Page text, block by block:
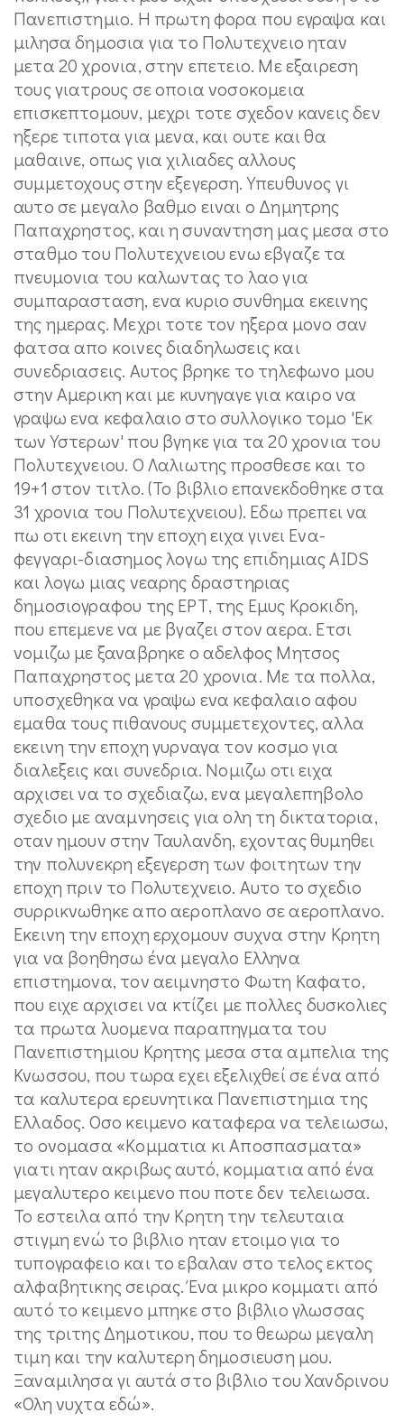
Πανεπιστημιο. Η πρωτη φορα που εγραψα και
μιλησα δημοσια για το Πολυτεχνειο ηταν
μετα 20 χρονια, στην επετειο. Με εξαιρεση
τους γιατρους σε οποια νοσοκομεια
επισκεπτομουν, μεχρι τοτε σχεδον κανεις δεν
ηξερε τιποτα για μενα, και ουτε και θα
μαθαινε, οπως για χιλιαδες αλλους
συμμετοχους στην εξεγερση. Υπευθυνος γι
αυτο σε μεγαλο βαθμο ειναι ο Δημητρης
Παπαχρηστος, και η συναντηση μας μεσα στο
σταθμο του Πολυτεχνειου ενω εβγαζε τα
πνευμονια του καλωντας το λαο για
συμπαρασταση, ενα κυριο συνθημα εκεινης
της ημερας. Μεχρι τοτε τον ηξερα μονο σαν
φατσα απο κοινες διαδηλωσεις και
συνεδριασεις. Αυτος βρηκε το τηλεφωνο μου
στην Αμερικη και με κυνηγαγε για καιρο να
γραψω ενα κεφαλαιο στο συλλογικο τομο 'Εκ
των Υστερων' που βγηκε για τα 20 χρονια του
Πολυτεχνειου. Ο Λαλιωτης προσθεσε και το
19+1 στον τιτλο. (Το βιβλιο επανεκδοθηκε στα
31 χρονια του Πολυτεχνειου). Εδω πρεπει να
πω οτι εκεινη την εποχη ειχα γινει Ενα-
φεγγαρι-διασημος λογω της επιδημιας AIDS
και λογω μιας νεαρης δραστηριας
δημοσιογραφου της ΕΡΤ, της Εμυς Κροκιδη,
που επεμενε να με βγαζει στον αερα. Ετσι
νομιζω με ξαναβρηκε ο αδελφος Μητσος
Παπαχρηστος μετα 20 χρονια. Με τα πολλα,
υποσχεθηκα να γραψω ενα κεφαλαιο αφου
εμαθα τους πιθανους συμμετεχοντες, αλλα
εκεινη την εποχη γυρναγα τον κοσμο για
διαλεξεις και συνεδρια. Νομιζω οτι ειχα
αρχισει να το σχεδιαζω, ενα μεγαλεπηβολο
σχεδιο με αναμνησεις για ολη τη δικτατορια,
οταν ημουν στην Ταυλανδη, εχοντας θυμηθει
την πολυνεκρη εξεγερση των φοιτητων την
εποχη πριν το Πολυτεχνειο. Αυτο το σχεδιο
συρρικνωθηκε απο αεροπλανο σε αεροπλανο.
Εκεινη την εποχη ερχομουν συχνα στην Κρητη
για να βοηθησω ένα μεγαλο Ελληνα
επιστημονα, τον αειμνηστο Φωτη Καφατο,
που ειχε αρχισει να κτίζει με πολλες δυσκολιες
τα πρωτα λυομενα παραπηγματα του
Πανεπιστημιου Κρητης μεσα στα αμπελια της
Κνωσσου, που τωρα εχει εξελιχθεί σε ένα από
τα καλυτερα ερευνητικα Πανεπιστημια της
Ελλαδος. Οσο κειμενο καταφερα να τελειωσω,
το ονομασα «Κομματια κι Αποσπασματα»
γιατι ηταν ακριβως αυτό, κομματια από ένα
μεγαλυτερο κειμενο που ποτε δεν τελειωσα.
Το εστειλα από την Κρητη την τελευταια
στιγμη ενώ το βιβλιο ηταν ετοιμο για το
τυπογραφειο και το εβαλαν στο τελος εκτος
αλφαβητικης σειρας. Ένα μικρο κομματι από
αυτό το κειμενο μπηκε στο βιβλιο γλωσσας
της τριτης Δημοτικου, που το θεωρω μεγαλη
τιμη και την καλυτερη δημοσιευση μου.
Ξαναμιλησα γι αυτά στο βιβλιο του Χανδρινου
«Ολη νυχτα εδώ».